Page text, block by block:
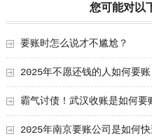
您可能对以
要账时怎么说才不尴尬？
2025年不愿还钱的人如何要账
霸气讨债！武汉收账是如何要
习！
2025年南京要账公司是如何